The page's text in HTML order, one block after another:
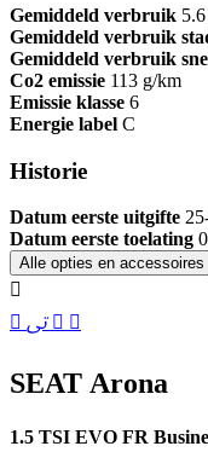
Gemiddeld verbruik
Gemiddeld verbruik
Gemiddeld verbruik
Co2 emissie 113 g/km
Emissie klasse 6
Energie label C
Historie
Datum eerste uitgifte
Datum eerste toelating
Alle opties en accessoires
SEAT Arona
1.5 TSI EVO FR